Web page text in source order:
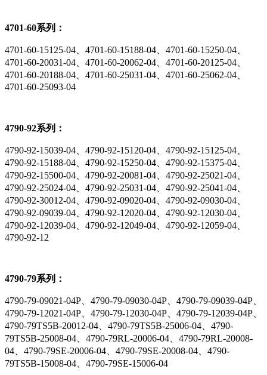
4701-60系列：
4701-60-15125-04、4701-60-15188-04、4701-60-15250-04、
4701-60-20031-04、4701-60-20062-04、4701-60-20125-04、
4701-60-20188-04、4701-60-25031-04、4701-60-25062-04、
4701-60-25093-04
4790-92系列：
4790-92-15039-04、4790-92-15120-04、4790-92-15125-04、
4790-92-15188-04、4790-92-15250-04、4790-92-15375-04、
4790-92-15500-04、4790-92-20081-04、4790-92-25021-04、
4790-92-25024-04、4790-92-25031-04、4790-92-25041-04、
4790-92-30012-04、4790-92-09020-04、4790-92-09030-04、
4790-92-09039-04、4790-92-12020-04、4790-92-12030-04、
4790-92-12039-04、4790-92-12049-04、4790-92-12059-04、
4790-92-12
4790-79系列：
4790-79-09021-04P、4790-79-09030-04P、4790-79-09039-04P、
4790-79-12021-04P、4790-79-12030-04P、4790-79-12039-04P、
4790-79TS5B-20012-04、4790-79TS5B-25006-04、4790-
79TS5B-25008-04、4790-79RL-20006-04、4790-79RL-20008-
04、4790-79SE-20006-04、4790-79SE-20008-04、4790-
79TS5B-15008-04、4790-79SE-15006-04